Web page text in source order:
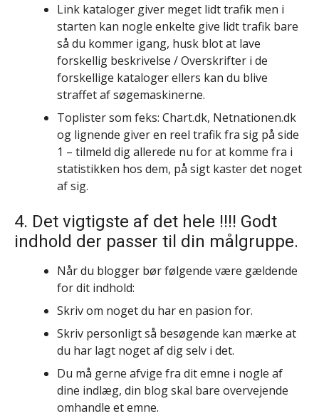
Link kataloger giver meget lidt trafik men i
starten kan nogle enkelte give lidt trafik bare
så du kommer igang, husk blot at lave
forskellig beskrivelse / Overskrifter i de
forskellige kataloger ellers kan du blive
straffet af søgemaskinerne.
Toplister som feks: Chart.dk, Netnationen.dk
og lignende giver en reel trafik fra sig på side
1 – tilmeld dig allerede nu for at komme fra i
statistikken hos dem, på sigt kaster det noget
af sig.
4. Det vigtigste af det hele !!!! Godt
indhold der passer til din målgruppe.
Når du blogger bør følgende være gældende
for dit indhold:
Skriv om noget du har en pasion for.
Skriv personligt så besøgende kan mærke at
du har lagt noget af dig selv i det.
Du må gerne afvige fra dit emne i nogle af
dine indlæg, din blog skal bare overvejende
omhandle et emne.